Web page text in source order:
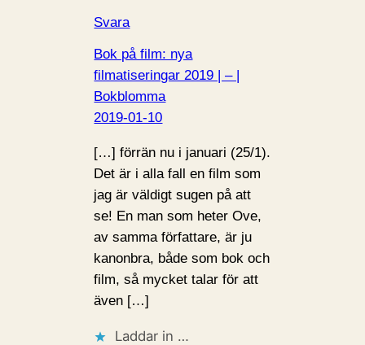
Svara
Bok på film: nya
filmatiseringar 2019 | – |
Bokblomma
2019-01-10
[…] förrän nu i januari (25/1).
Det är i alla fall en film som
jag är väldigt sugen på att
se! En man som heter Ove,
av samma författare, är ju
kanonbra, både som bok och
film, så mycket talar för att
även […]
Laddar in …